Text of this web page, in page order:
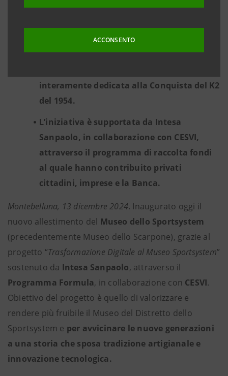
ACCONSENTO
Campi sono le tematiche che guidano il
percorso di visita, arricchito da contenuti
interamente dedicata alla Conquista del K2
del 1954.
L’iniziativa è supportata da Intesa
Sanpaolo, in collaborazione con CESVI,
attraverso il programma di raccolta fondi
al quale hanno contribuito privati
cittadini, imprese e la Banca.
Montebelluna, 13 dicembre 2024. Inaugurato oggi il
nuovo allestimento del Museo dello Sportsystem
(precedentemente Museo dello Scarpone), grazie al
progetto “Trasformazione Digitale al Museo Sportsystem”
sostenuto da Intesa Sanpaolo, attraverso il
Programma Formula, in collaborazione con CESVI.
Obiettivo del progetto è quello di valorizzare e
rendere più fruibile il Museo del Distretto dello
Sportsystem e per avvicinare le nuove generazioni
a una storia che sposa tradizione artigianale e
innovazione tecnologica.